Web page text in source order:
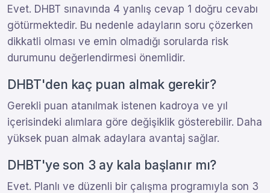
Evet. DHBT sınavında 4 yanlış cevap 1 doğru cevabı
götürmektedir. Bu nedenle adayların soru çözerken
dikkatli olması ve emin olmadığı sorularda risk
durumunu değerlendirmesi önemlidir.
DHBT'den kaç puan almak gerekir?
Gerekli puan atanılmak istenen kadroya ve yıl
içerisindeki alımlara göre değişiklik gösterebilir. Daha
yüksek puan almak adaylara avantaj sağlar.
DHBT'ye son 3 ay kala başlanır mı?
Evet. Planlı ve düzenli bir çalışma programıyla son 3